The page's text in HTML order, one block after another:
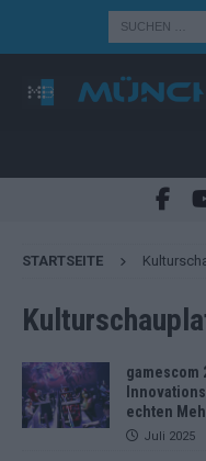
STARTSEITE
gamescom
echten
Juli 2025